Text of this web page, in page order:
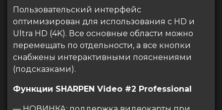
Пользовательский интерфейс
оптимизирован для использования с HD и
Ultra HD (4K). Все основные области можно
перемещать по отдельности, а все кнопки
снабжены интерактивными пояснениями
(подсказками).
Функции SHARPEN Video #2 Professional